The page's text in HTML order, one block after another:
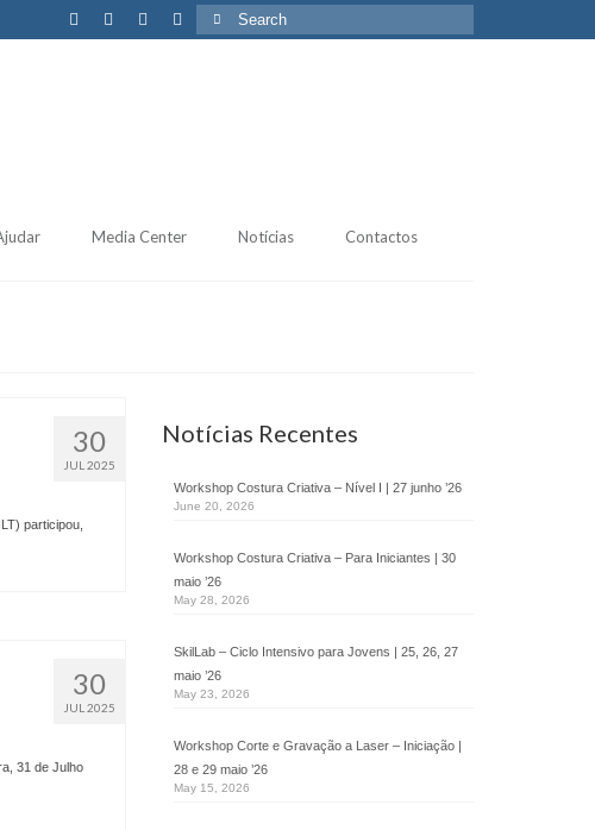
Search
for:
Media Center Notícias Contactos
30
JUL 2025
participou,
30
JUL 2025
31 de Julho
Notícias Recentes
Workshop Costura Criativa – Nível I | 27 junho ’26
June 20, 2026
Workshop Costura Criativa – Para Iniciantes | 30
maio ’26
May 28, 2026
SkilLab – Ciclo Intensivo para Jovens | 25, 26, 27
maio ’26
May 23, 2026
Workshop Corte e Gravação a Laser – Iniciação |
28 e 29 maio ’26
May 15, 2026